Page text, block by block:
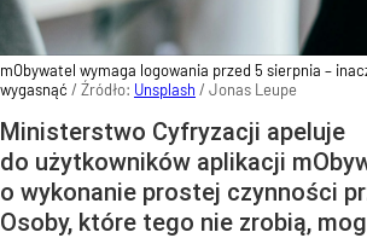
mObywatel wymaga logowania przed 5 sierpnia –
wygasnąć / Źródło: Unsplash / Jonas Leupe
Ministerstwo Cyfryzacji apeluje
do użytkowników aplikacji
o wykonanie prostej czynności
Osoby, które tego nie zrobią,